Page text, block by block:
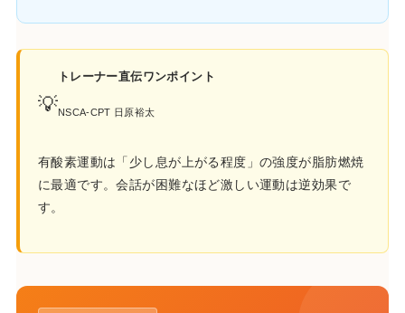
💡
トレーナー直伝ワンポイント
NSCA-CPT 日原裕太
有酸素運動は「少し息が上がる程度」の強度が脂肪燃焼
に最適です。会話が困難なほど激しい運動は逆効果で
す。